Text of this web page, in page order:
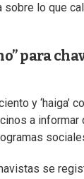
sobre lo que
para
y ‘haiga’
a informar
se